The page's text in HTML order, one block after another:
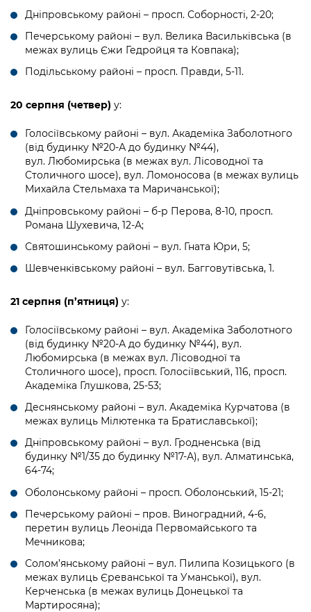
Kyiv International Relations
Річні звіти
Гендерна політика
Безбар'єрність
Київська міська військова адміністрація
Портал Захисників та Захисниць
Безбар'єрність
Портал послуг
Портал даних Києва
Публічні дашборди
Дніпровському районі – просп. Соборності, 2-20;
Печерському районі – вул. Велика Васильківська (в
межах вулиць Єжи Гедройця та Ковпака);
Подільському районі – просп. Правди, 5-11.
20 серпня (четвер) у:
Голосіївському районі – вул. Академіка Заболотного
(від будинку №20-А до будинку №44),
вул. Любомирська (в межах вул. Лісоводної та
Столичного шосе), вул. Ломоносова (в межах вулиць
Михайла Стельмаха та Маричанської);
Дніпровському районі – б-р Перова, 8-10, просп.
Романа Шухевича, 12-А;
Святошинському районі – вул. Гната Юри, 5;
Шевченківському районі – вул. Багговутівська, 1.
21 серпня (п’ятниця) у:
Голосіївському районі – вул. Академіка Заболотного
(від будинку №20-А до будинку №44), вул.
Любомирська (в межах вул. Лісоводної та
Столичного шосе), просп. Голосіївський, 116, просп.
Академіка Глушкова, 25-53;
Деснянському районі – вул. Академіка Курчатова (в
межах вулиць Мілютенка та Братиславської);
Дніпровському районі – вул. Гродненська (від
будинку №1/35 до будинку №17-А), вул. Алматинська,
64-74;
Оболонському районі – просп. Оболонський, 15-21;
Печерському районі – пров. Виноградний, 4-6,
перетин вулиць Леоніда Первомайського та
Мечникова;
Солом’янському районі – вул. Пилипа Козицького (в
межах вулиць Єреванської та Уманської), вул.
Керченська (в межах вулиць Донецької та
Мартиросяна);